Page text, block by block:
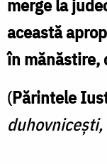
merge la
această
în mănăstire,
(Părintele
duhovnicești,